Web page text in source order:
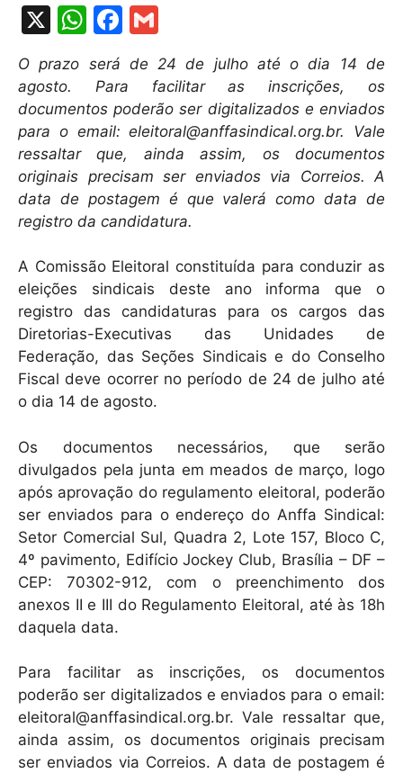
X
W
at
s
A
p
p
F
a
c
e
b
o
o
k
m
ai
l
O prazo será de 24 de julho até o dia 14 de
agosto. Para facilitar as inscrições, os
documentos poderão ser digitalizados e enviados
para o email: eleitoral@anffasindical.org.br. Vale
ressaltar que, ainda assim, os documentos
originais precisam ser enviados via Correios. A
data de postagem é que valerá como data de
registro da candidatura.
A Comissão Eleitoral constituída para conduzir as
eleições sindicais deste ano informa que o
registro das candidaturas para os cargos das
Diretorias-Executivas das Unidades de
Federação, das Seções Sindicais e do Conselho
Fiscal deve ocorrer no período de 24 de julho até
o dia 14 de agosto.
Os documentos necessários, que serão
divulgados pela junta em meados de março, logo
após aprovação do regulamento eleitoral, poderão
ser enviados para o endereço do Anffa Sindical:
Setor Comercial Sul, Quadra 2, Lote 157, Bloco C,
4º pavimento, Edifício Jockey Club, Brasília – DF –
CEP: 70302-912, com o preenchimento dos
anexos II e III do Regulamento Eleitoral, até às 18h
daquela data.
Para facilitar as inscrições, os documentos
poderão ser digitalizados e enviados para o email:
eleitoral@anffasindical.org.br. Vale ressaltar que,
ainda assim, os documentos originais precisam
ser enviados via Correios. A data de postagem é